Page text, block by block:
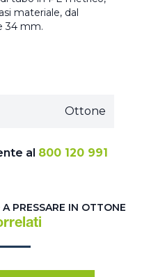
materiale, dal
34 mm.
Ottone
al 800 120 991
PRESSARE IN OTTONE